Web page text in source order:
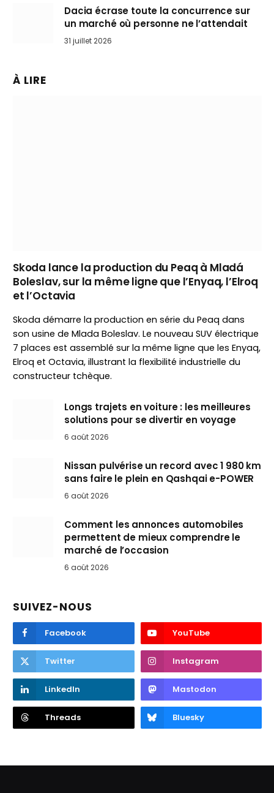
Dacia écrase toute la concurrence sur
un marché où personne ne l’attendait
31 juillet 2026
À LIRE
Skoda lance la production du Peaq à Mladá
Boleslav, sur la même ligne que l’Enyaq, l’Elroq
et l’Octavia
Skoda démarre la production en série du Peaq dans
son usine de Mlada Boleslav. Le nouveau SUV électrique
7 places est assemblé sur la même ligne que les Enyaq,
Elroq et Octavia, illustrant la flexibilité industrielle du
constructeur tchèque.
Longs trajets en voiture : les meilleures
solutions pour se divertir en voyage
6 août 2026
Nissan pulvérise un record avec 1 980 km
sans faire le plein en Qashqai e-POWER
6 août 2026
Comment les annonces automobiles
permettent de mieux comprendre le
marché de l’occasion
6 août 2026
SUIVEZ-NOUS
Facebook YouTube
Twitter Instagram
LinkedIn Mastodon
Threads Bluesky